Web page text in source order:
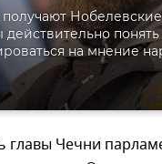
на мнение
главы Чечни